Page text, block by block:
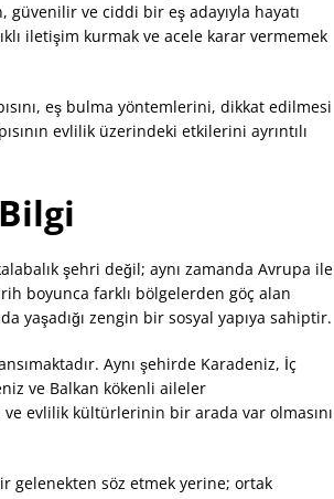
ve ciddi bir eş adayıyla hayatı
iletişim kurmak ve acele karar vermemek
eş bulma yöntemlerini, dikkat edilmesi
evlilik üzerindeki etkilerini ayrıntılı
şehri değil; aynı zamanda Avrupa ile
boyunca farklı bölgelerden göç alan
yaşadığı zengin bir sosyal yapıya sahiptir.
Aynı şehirde Karadeniz, İç
ve Balkan kökenli aileler
evlilik kültürlerinin bir arada var olmasını
gelenekten söz etmek yerine; ortak